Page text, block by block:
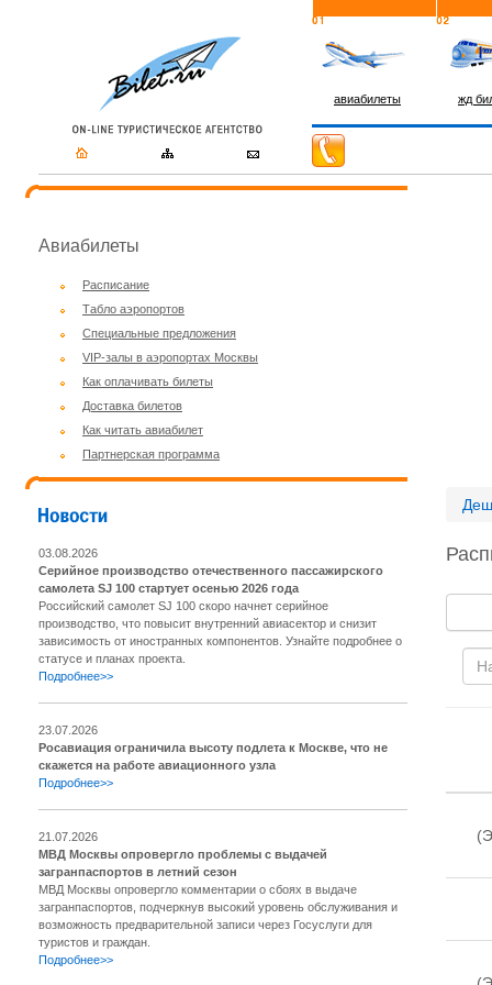
авиабилеты жд
Авиабилеты
Расписание
Табло аэропортов
Специальные предложения
VIP-залы в аэропортах Москвы
Как оплачивать билеты
Доставка билетов
Как читать авиабилет
Партнерская программа
03.08.2026
Серийное производство отечественного пассажирского
самолета SJ 100 стартует осенью 2026 года
Российский самолет SJ 100 скоро начнет серийное
производство, что повысит внутренний авиасектор и снизит
зависимость от иностранных компонентов. Узнайте подробнее о
статусе и планах проекта.
Подробнее>>
23.07.2026
Росавиация ограничила высоту подлета к Москве, что не
скажется на работе авиационного узла
Подробнее>>
21.07.2026
МВД Москвы опровергло проблемы с выдачей
загранпаспортов в летний сезон
МВД Москвы опровергло комментарии о сбоях в выдаче
загранпаспортов, подчеркнув высокий уровень обслуживания и
возможность предварительной записи через Госуслуги для
туристов и граждан.
Подробнее>>